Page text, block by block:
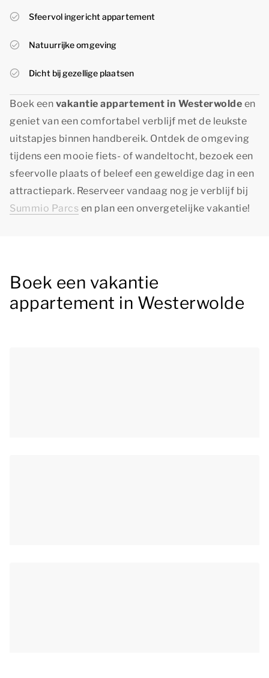
Sfeervol ingericht appartement
Natuurrijke omgeving
Dicht bij gezellige plaatsen
Boek een vakantie appartement in Westerwolde en
geniet van een comfortabel verblijf met de leukste
uitstapjes binnen handbereik. Ontdek de omgeving
tijdens een mooie fiets- of wandeltocht, bezoek een
sfeervolle plaats of beleef een geweldige dag in een
attractiepark. Reserveer vandaag nog je verblijf bij
Summio Parcs en plan een onvergetelijke vakantie!
Boek een vakantie
appartement in Westerwolde